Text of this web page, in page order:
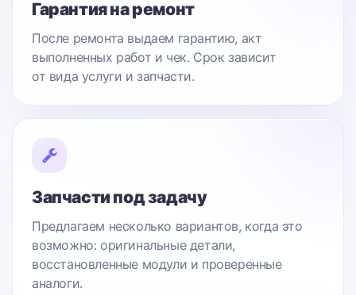
Гарантия на ремонт
После ремонта выдаем гарантию, акт
выполненных работ и чек. Срок зависит
от вида услуги и запчасти.
Запчасти под задачу
Предлагаем несколько вариантов, когда это
возможно: оригинальные детали,
восстановленные модули и проверенные
аналоги.